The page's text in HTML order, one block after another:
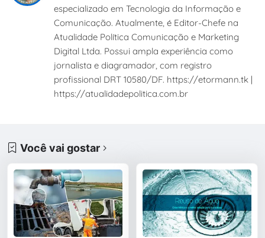
especializado em Tecnologia da Informação e
Comunicação. Atualmente, é Editor-Chefe na
Atualidade Política Comunicação e Marketing
Digital Ltda. Possui ampla experiência como
jornalista e diagramador, com registro
profissional DRT 10580/DF. https://etormann.tk |
https://atualidadepolitica.com.br
Você vai gostar